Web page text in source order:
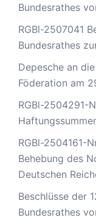
Bundesrathes
RGBl-2507041
Bundesrathes
Depesche an
Föderation am
RGBl-2504291-
RGBl-2504161-
Behebung des
Deutschen
Beschlüsse der
Bundesrathes